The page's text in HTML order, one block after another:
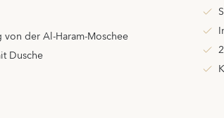
von der Al-Haram-Moschee
Dusche